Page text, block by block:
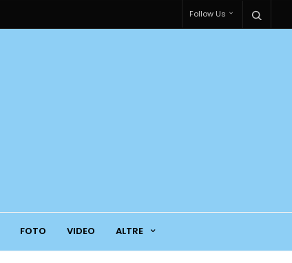
Follow Us
FOTO VIDEO ALTRE